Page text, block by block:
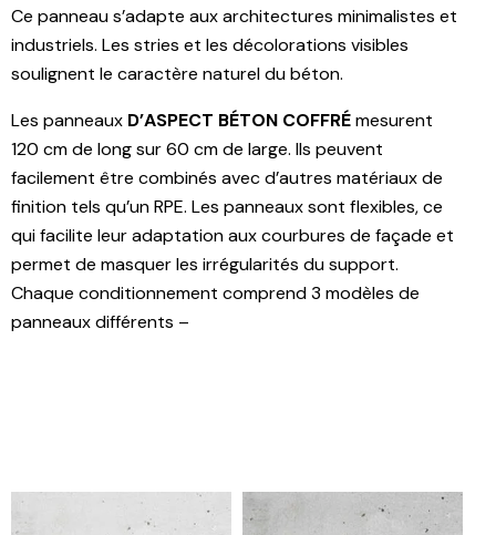
Ce panneau s’adapte aux architectures minimalistes et
industriels. Les stries et les décolorations visibles
soulignent le caractère naturel du béton.
Les panneaux D’ASPECT BÉTON COFFRÉmesurent
120 cm de long sur 60 cm de large. Ils peuvent
facilement être combinés avec d’autres matériaux de
finition tels qu’un RPE. Les panneaux sont flexibles, ce
qui facilite leur adaptation aux courbures de façade et
permet de masquer les irrégularités du support.
Chaque conditionnement comprend 3 modèles de
panneaux différents –